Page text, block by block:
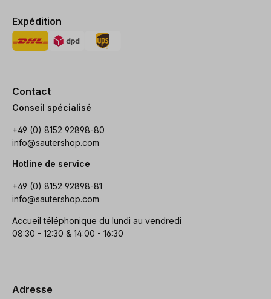
Expédition
Contact
Conseil spécialisé
+49 (0) 8152 92898-80
info@sautershop.com
Hotline de service
+49 (0) 8152 92898-81
info@sautershop.com
Accueil téléphonique du lundi au vendredi
08:30 - 12:30 & 14:00 - 16:30
Adresse